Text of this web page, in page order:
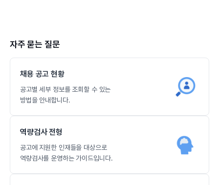
자주 묻는 질문
채용 공고 현황
공고별 세부 정보를 조회할 수 있는
방법을 안내합니다.
역량검사 전형
공고에 지원한 인재들을 대상으로
역량검사를 운영하는 가이드입니다.